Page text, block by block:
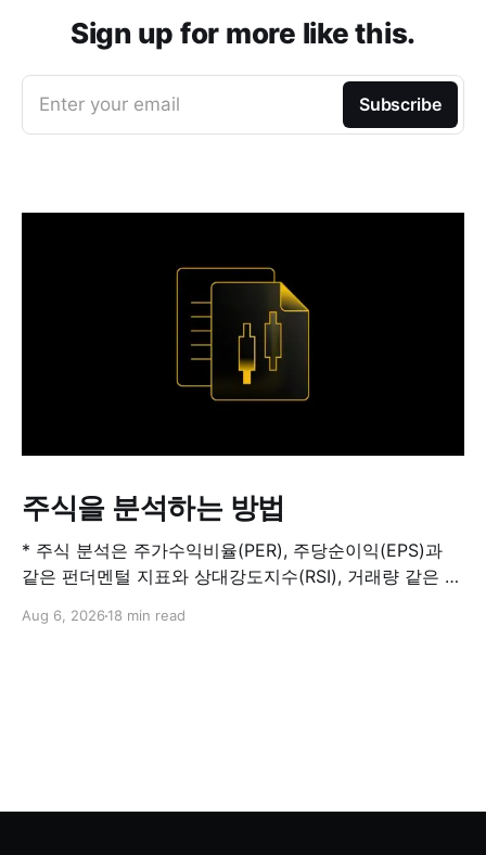
Sign up for more like this.
Enter your email Subscribe
주식을 분석하는 방법
* 주식 분석은 주가수익비율(PER), 주당순이익(EPS)과
같은 펀더멘털 지표와 상대강도지수(RSI), 거래량 같은 기
는지, 저평가됐는지를 판단하는 과정입니다. 하나의 지표
Aug 6, 2026 18 min read